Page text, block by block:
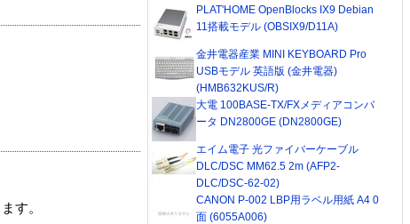
す。
PLAT'HOME OpenBlocks IX9 Debian
11搭載モデル (OBSIX9/D11A)
金井電器産業 MINI KEYBOARD Pro
USBモデル 英語版 (金井電器)
(HMB632KUS/R)
大電 100BASE-TX/FXメディアコンバ
ータ DN2800GE (DN2800GE)
エイム電子 光ファイバーケーブル
DLC/DSC MM62.5 2m (AFP2-
DLC/DSC-62-02)
CANON P-002 LBP用ラベル用紙 A4 0
面 (6055A006)